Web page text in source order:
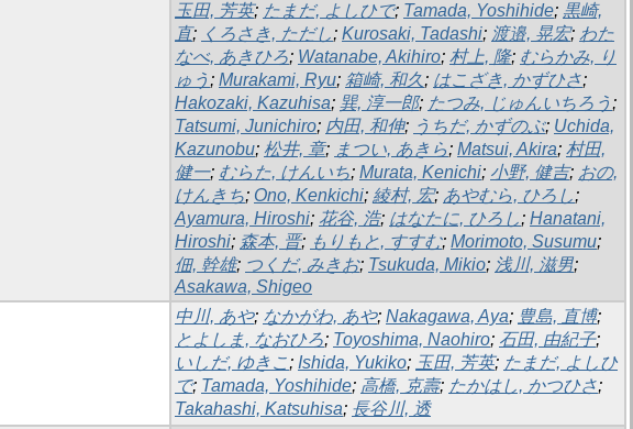
玉田, 芳英; たまだ, よしひで; Tamada, Yoshihide; 黒崎,
直; くろさき, ただし; Kurosaki, Tadashi; 渡邉, 晃宏; わた
なべ, あきひろ; Watanabe, Akihiro; 村上, 隆; むらかみ, り
ゅう ; Murakami, Ryu; 箱崎, 和久; はこざき, かずひさ;
Hakozaki, Kazuhisa; 巽, 淳一郎; たつみ, じゅんいちろう ;
Tatsumi, Junichiro; 内田, 和伸; うちだ, かずのぶ; Uchida,
Kazunobu; 松井, 章; まつい, あきら; Matsui, Akira; 村田,
健一; むらた, けんいち; Murata, Kenichi; 小野, 健吉; おの,
けんきち; Ono, Kenkichi; 綾村, 宏; あやむら, ひろし;
Ayamura, Hiroshi; 花谷, 浩; はなたに, ひろし; Hanatani,
Hiroshi; 森本, 晋; もりもと, すすむ; Morimoto, Susumu;
佃, 幹雄; つくだ, みきお; Tsukuda, Mikio; 浅川, 滋男;
Asakawa, Shigeo
中川, あや; なかがわ, あや; Nakagawa, Aya; 豊島, 直博;
とよしま, なおひろ; Toyoshima, Naohiro; 石田, 由紀子;
いしだ, ゆきこ; Ishida, Yukiko; 玉田, 芳英; たまだ, よしひ
で; Tamada, Yoshihide; 高橋, 克壽; たかはし, かつひさ;
Takahashi, Katsuhisa; 長谷川, 透